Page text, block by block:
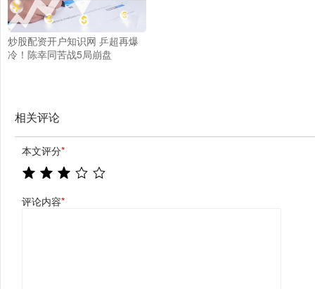
炒股配资开户知识网 乒超再爆
冷！陈幸同苦战5局崩盘
相关评论
本文评分*
评论内容*